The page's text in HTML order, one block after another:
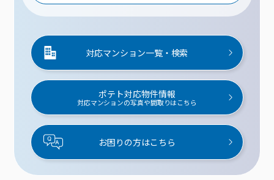
対応マンション一覧・検索
ポテト対応物件情報
対応マンションの写真や間取りはこちら
お困りの方はこちら